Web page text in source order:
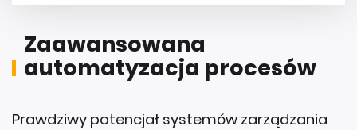
Zaawansowana
automatyzacja procesów
Prawdziwy potencjał systemów zarządzania